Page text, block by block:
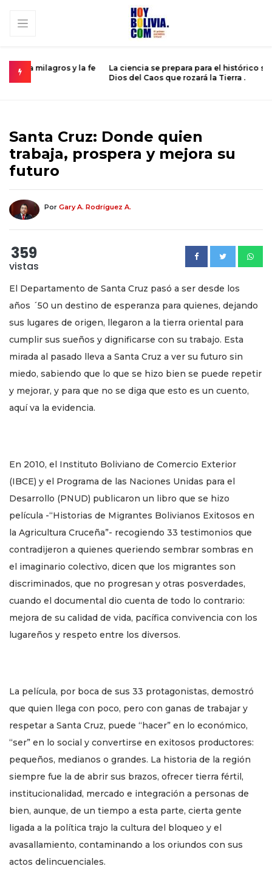
la fe
La ciencia se prepara para el histórico sobrevuelo del
Dios del Caos que rozará la Tierra .
Santa Cruz: Donde quien
trabaja, prospera y mejora su
futuro
Por Gary A. Rodríguez A.
359
vistas
El Departamento de Santa Cruz pasó a ser desde los
años ´50 un destino de esperanza para quienes, dejando
sus lugares de origen, llegaron a la tierra oriental para
cumplir sus sueños y dignificarse con su trabajo. Esta
mirada al pasado lleva a Santa Cruz a ver su futuro sin
miedo, sabiendo que lo que se hizo bien se puede repetir
y mejorar, y para que no se diga que esto es un cuento,
aquí va la evidencia.
En 2010, el Instituto Boliviano de Comercio Exterior
(IBCE) y el Programa de las Naciones Unidas para el
Desarrollo (PNUD) publicaron un libro que se hizo
película -“Historias de Migrantes Bolivianos Exitosos en
la Agricultura Cruceña”- recogiendo 33 testimonios que
contradijeron a quienes queriendo sembrar sombras en
el imaginario colectivo, dicen que los migrantes son
discriminados, que no progresan y otras posverdades,
cuando el documental dio cuenta de todo lo contrario:
mejora de su calidad de vida, pacífica convivencia con los
lugareños y respeto entre los diversos.
La película, por boca de sus 33 protagonistas, demostró
que quien llega con poco, pero con ganas de trabajar y
respetar a Santa Cruz, puede “hacer” en lo económico,
“ser” en lo social y convertirse en exitosos productores:
pequeños, medianos o grandes. La historia de la región
siempre fue la de abrir sus brazos, ofrecer tierra fértil,
institucionalidad, mercado e integración a personas de
bien, aunque, de un tiempo a esta parte, cierta gente
ligada a la política trajo la cultura del bloqueo y el
avasallamiento, contaminando a los oriundos con sus
actos delincuenciales.